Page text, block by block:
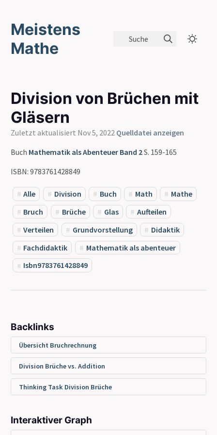
Meistens
Mathe
Suche
Division von Brüchen mit
Gläsern
Zuletzt aktualisiert Nov 5, 2022 Quelldatei anzeigen
Buch Mathematik als Abenteuer Band 2S. 159-165
ISBN: 9783761428849
Alle Division Buch Math
Mathe
Bruch
Brüche Glas
Aufteilen
Verteilen
Grundvorstellung
Didaktik
Fachdidaktik
Mathematik als abenteuer
Isbn9783761428849
Backlinks
Übersicht Bruchrechnung
Division Brüche vs. Addition
Thinking Task Division Brüche
Interaktiver Graph